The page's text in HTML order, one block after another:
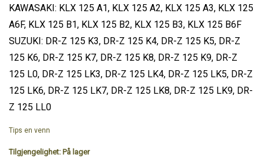
KAWASAKI: KLX 125 A1, KLX 125 A2, KLX 125 A3, KLX 125
A6F, KLX 125 B1, KLX 125 B2, KLX 125 B3, KLX 125 B6F
SUZUKI: DR-Z 125 K3, DR-Z 125 K4, DR-Z 125 K5, DR-Z
125 K6, DR-Z 125 K7, DR-Z 125 K8, DR-Z 125 K9, DR-Z
125 L0, DR-Z 125 LK3, DR-Z 125 LK4, DR-Z 125 LK5, DR-Z
125 LK6, DR-Z 125 LK7, DR-Z 125 LK8, DR-Z 125 LK9, DR-
Z 125 LL0
Tips en venn
Tilgjengelighet: På lager